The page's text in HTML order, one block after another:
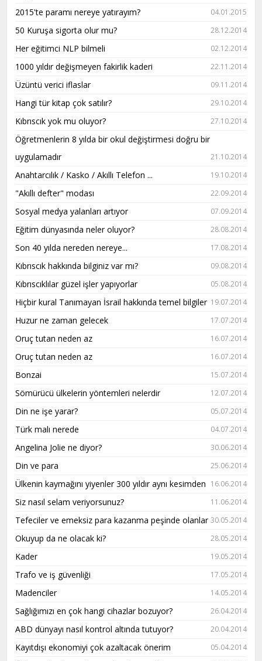
2015'te paramı nereye yatırayım? 04.01.2015
50 Kuruşa sigorta olur mu? 28.12.2014
Her eğitimci NLP bilmeli 02.12.2014
1000 yıldır değişmeyen fakirlik kaderi 22.11.2014
Üzüntü verici iflaslar 09.11.2014
Hangi tür kitap çok satılır? 29.10.2014
Kıbrıscık yok mu oluyor? 27.10.2014
Öğretmenlerin 8 yılda bir okul değiştirmesi doğru bir
uygulamadır
21.10.2014
Anahtarcılık / Kasko / Akıllı Telefon ... 19.10.2014
"Akıllı defter" modası 22.09.2014
Sosyal medya yalanları artıyor 07.09.2014
Eğitim dünyasında neler oluyor? 28.08.2014
Son 40 yılda nereden nereye... 17.08.2014
Kıbrıscık hakkında bilginiz var mı? 09.08.2014
Kıbrıscıklılar güzel işler yapıyorlar 05.08.2014
Hiçbir kural Tanımayan İsrail hakkında temel bilgiler 19.07.2014
Huzur ne zaman gelecek 17.07.2014
Oruç tutan neden az 16.07.2014
Oruç tutan neden az 16.07.2014
Bonzai 15.07.2014
Sömürücü ülkelerin yöntemleri nelerdir 12.07.2014
Din ne işe yarar? 05.07.2014
Türk malı nerede 04.07.2014
Angelina Jolie ne diyor? 30.06.2014
Din ve para 25.06.2014
Ülkenin kaymağını yiyenler 300 yıldır aynı kesimden 16.06.2014
Siz nasıl selam veriyorsunuz? 11.06.2014
Tefeciler ve emeksiz para kazanma peşinde olanlar 30.05.2014
Okuyup da ne olacak ki? 28.05.2014
Kader 19.05.2014
Trafo ve iş güvenliği 17.05.2014
Madenciler 14.05.2014
Sağlığımızı en çok hangi cihazlar bozuyor? 26.04.2014
ABD dünyayı nasıl kontrol altında tutuyor? 20.04.2014
Kayıtdışı ekonomiyi çok azaltacak önerim 05.04.2014